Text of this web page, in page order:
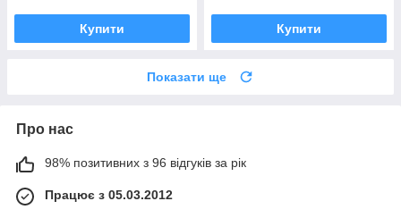
Купити Купити
Показати ще
Про нас
98% позитивних з 96 відгуків за рік
Працює з 05.03.2012